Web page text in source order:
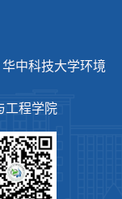
中科技大学环境
工程学院